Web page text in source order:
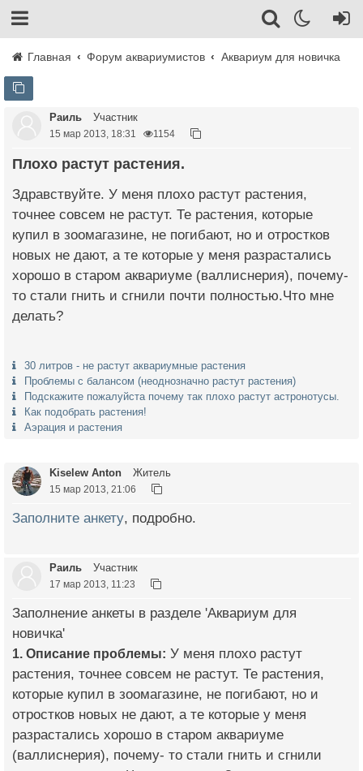
Главная Форум аквариумистов Аквариум для новичка
Раиль Участник
15 мар 2013, 18:31 1154
Плохо растут растения.
Здравствуйте. У меня плохо растут растения,
точнее совсем не растут. Те растения, которые
купил в зоомагазине, не погибают, но и отростков
новых не дают, а те которые у меня разрастались
хорошо в старом аквариуме (валлиснерия), почему-
то стали гнить и сгнили почти полностью.Что мне
делать?
30 литров - не растут аквариумные растения
Проблемы с балансом (неоднозначно растут растения)
Подскажите пожалуйста почему так плохо растут астронотусы.
Как подобрать растения!
Аэрация и растения
Kiselew Anton Житель
15 мар 2013, 21:06
Заполните анкету, подробно.
Раиль Участник
17 мар 2013, 11:23
Заполнение анкеты в разделе 'Аквариум для
новичка'
1. Описание проблемы: У меня плохо растут
растения, точнее совсем не растут. Те растения,
которые купил в зоомагазине, не погибают, но и
отростков новых не дают, а те которые у меня
разрастались хорошо в старом аквариуме
(валлиснерия), почему- то стали гнить и сгнили